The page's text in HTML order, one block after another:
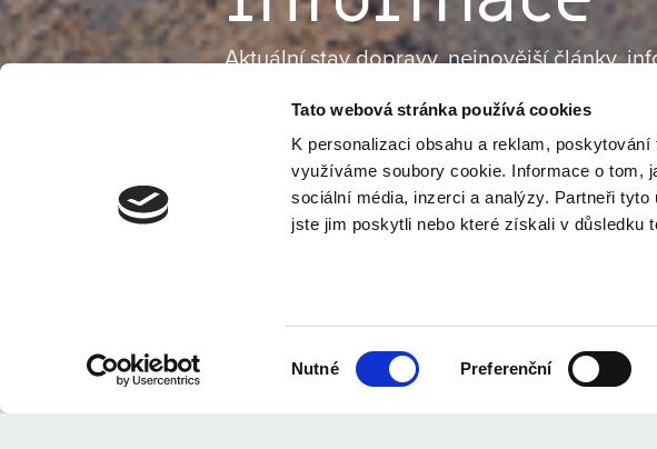
Tato webová stránka používá cookies
K personalizaci obsahu a reklam,
využíváme soubory cookie. Informace o tom,
sociální média, inzerci a analýzy. Partneři
jste jim poskytli nebo které získali v důsledku
Nutné Preferenční
Aktuální stav dopravy, nejnovější články,
abyste měli o Adršpašských skalách co